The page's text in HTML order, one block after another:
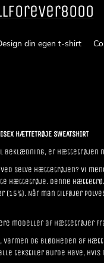
din egen t-shirt
HÆTTETRØJE SWEATSHIRT
beklædning, er hættetrøjen
selve hættetrøjen? Vi
hættetrøje. Denne
(15%). Når man tilføjer
modeller af hættetrøjer
og blødheden af
tekstiler burde have, hvis